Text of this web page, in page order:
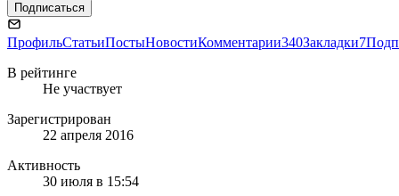
Подписаться
ПрофильСтатьиПостыНовостиКомментарии340Закладки7
В рейтинге
Не участвует
Зарегистрирован
22 апреля 2016
Активность
30 июля в 15:54